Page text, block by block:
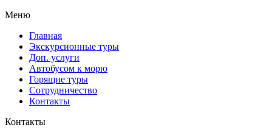
Меню
Главная
Экскурсионные туры
Доп. услуги
Автобусом к морю
Горящие туры
Сотрудничество
Контакты
Контакты